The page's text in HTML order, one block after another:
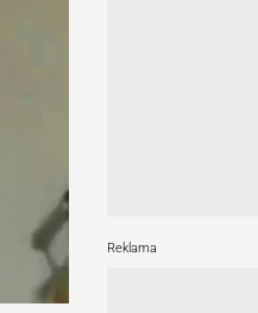
Reklama